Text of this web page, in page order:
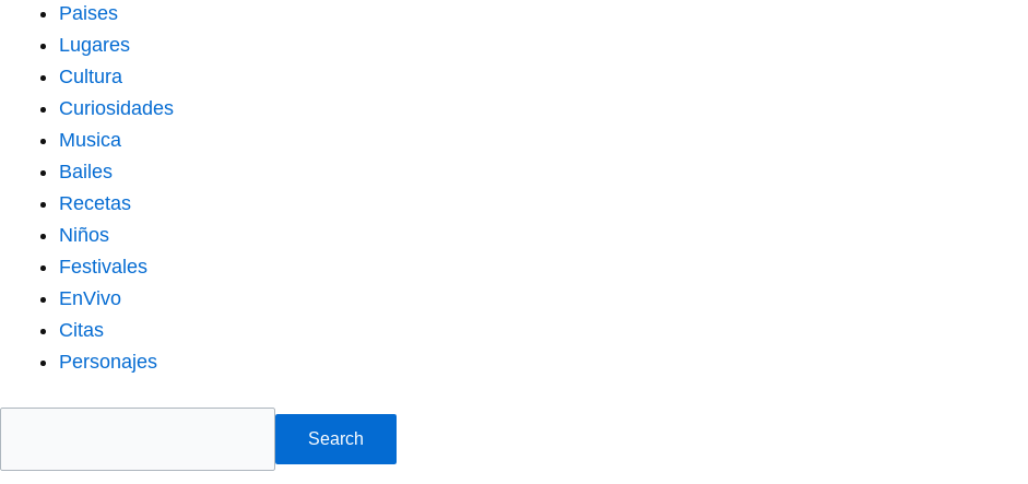
Paises
Lugares
Cultura
Curiosidades
Musica
Bailes
Recetas
Niños
Festivales
EnVivo
Citas
Personajes
Search